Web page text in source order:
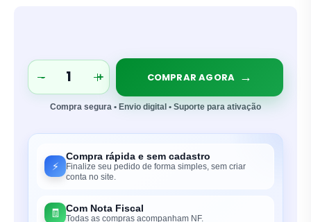
- + COMPRAR AGORA
⚡
Compra rápida e sem cadastro
Finalize seu pedido de forma simples, sem criar
conta no site.
🧾 Com Nota Fiscal
Todas as compras acompanham NF.